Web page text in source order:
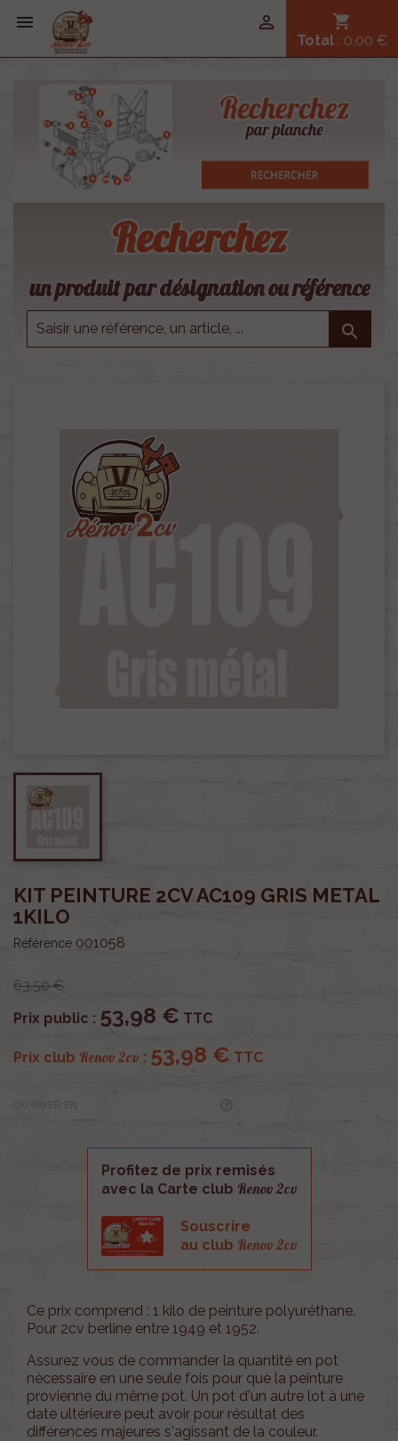
 shopping_cart
Total : 0,00 €

Recherchez
un produit par désignation ou référence

KIT PEINTURE 2CV AC109 GRIS METAL
1KILO
Référence 001058
63,50 €
Prix public : 53,98 € TTC
Prix club Renov 2cv : 53,98 € TTC
OU PAYER EN
Profitez de prix remisés
avec la Carte club Renov 2cv
Souscrire
au club Renov 2cv
Ce prix comprend : 1 kilo de peinture polyuréthane.
Pour 2cv berline entre 1949 et 1952.
Assurez vous de commander la quantité en pot
nécessaire en une seule fois pour que la peinture
provienne du même pot. Un pot d'un autre lot à une
date ultérieure peut avoir pour résultat des
différences majeures s'agissant de la couleur.